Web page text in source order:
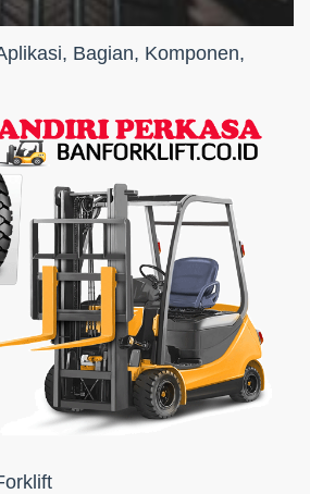
Bagian, Komponen,